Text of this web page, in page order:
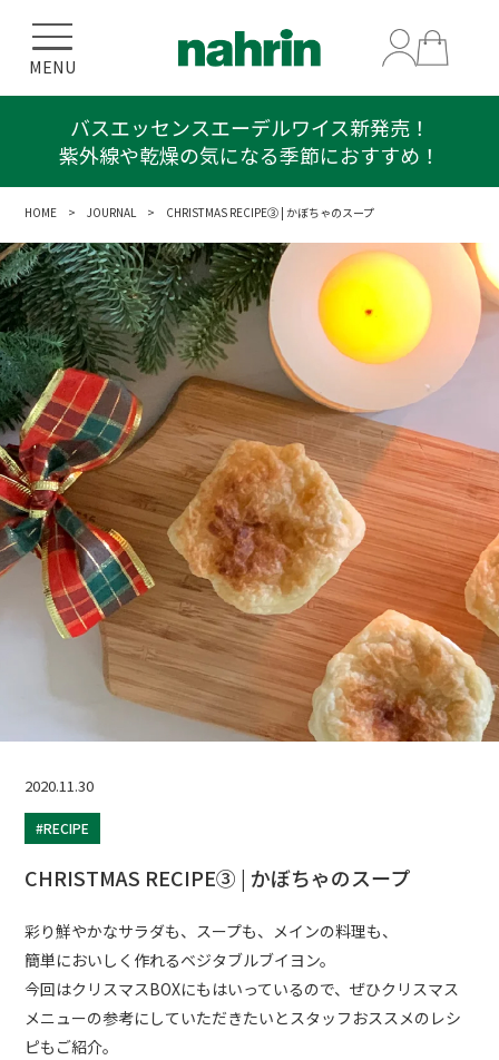
MENU
バスエッセンスエーデルワイス新発売！
紫外線や乾燥の気になる季節におすすめ！
HOME >JOURNAL> CHRISTMAS RECIPE③ | かぼちゃのスープ
2020.11.30
#RECIPE
CHRISTMAS RECIPE③ | かぼちゃのスープ
彩り鮮やかなサラダも、スープも、メインの料理も、
簡単においしく作れるベジタブルブイヨン。
今回はクリスマスBOXにもはいっているので、ぜひクリスマス
メニューの参考にしていただきたいとスタッフおススメのレシ
ピもご紹介。